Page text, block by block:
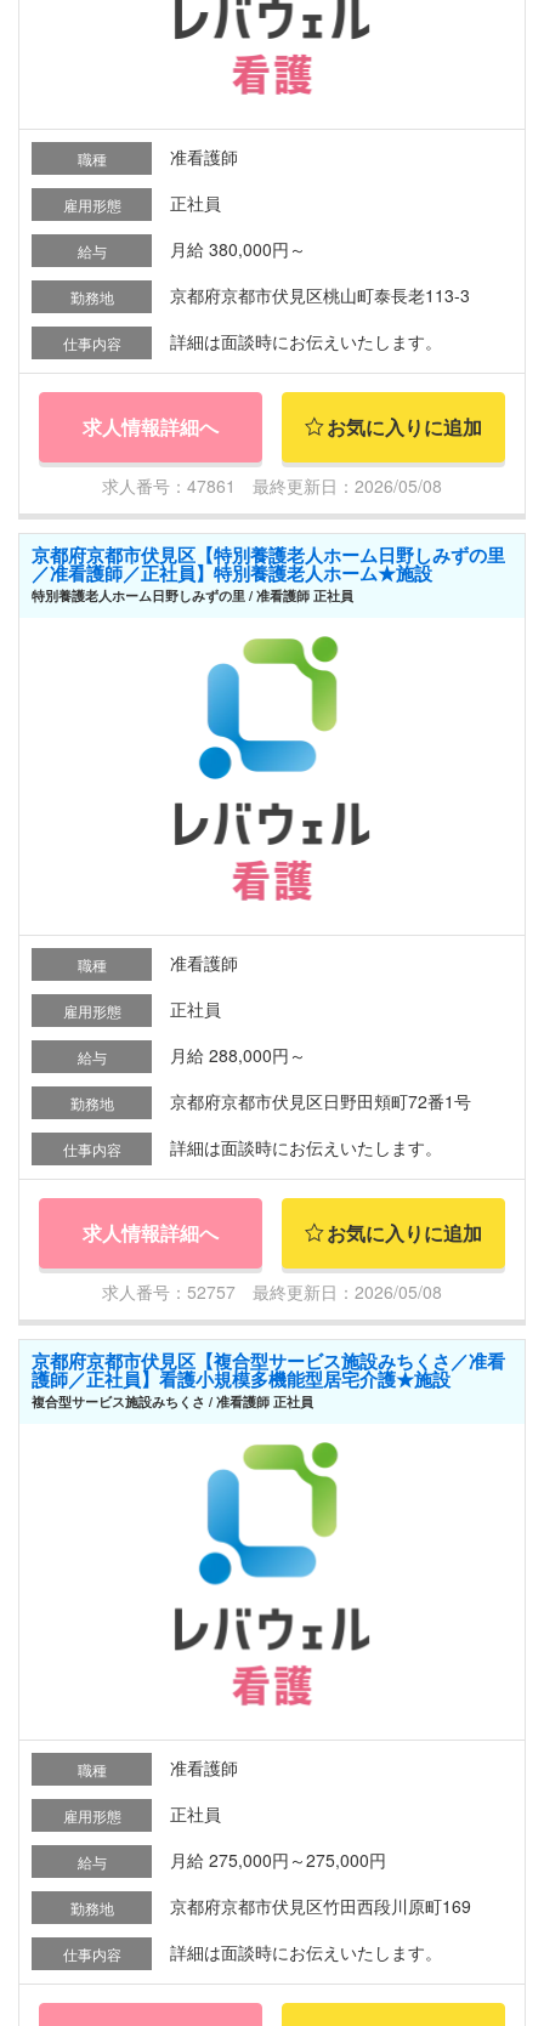
職種 准看護師
雇用形態 正社員
給与 月給 380,000円～
勤務地 京都府京都市伏見区桃山町泰長老113-3
仕事内容 詳細は面談時にお伝えいたします。
求人情報詳細へ お気に入りに追加
求人番号：47861 最終更新日：2026/05/08
京都府京都市伏見区【特別養護老人ホーム日野しみずの里
／准看護師／正社員】特別養護老人ホーム★施設
特別養護老人ホーム日野しみずの里 / 准看護師 正社員
職種 准看護師
雇用形態 正社員
給与 月給 288,000円～
勤務地 京都府京都市伏見区日野田頬町72番1号
仕事内容 詳細は面談時にお伝えいたします。
求人情報詳細へ お気に入りに追加
求人番号：52757 最終更新日：2026/05/08
京都府京都市伏見区【複合型サービス施設みちくさ／准看
護師／正社員】看護小規模多機能型居宅介護★施設
複合型サービス施設みちくさ / 准看護師 正社員
職種 准看護師
雇用形態 正社員
給与 月給 275,000円～275,000円
勤務地 京都府京都市伏見区竹田西段川原町169
仕事内容 詳細は面談時にお伝えいたします。